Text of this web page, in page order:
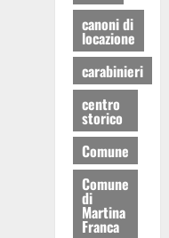
canoni di
locazione
carabinieri
centro
storico
Comune
Comune
di
Martina
Franca